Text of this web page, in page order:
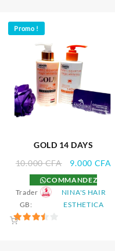
Promo !
GOLD 14 DAYS
10.000CFA
Le
prix
initial
9.000 CFA
COMMANDEZ
Trader
GB:
NINA'S HAIR
ESTHETICA